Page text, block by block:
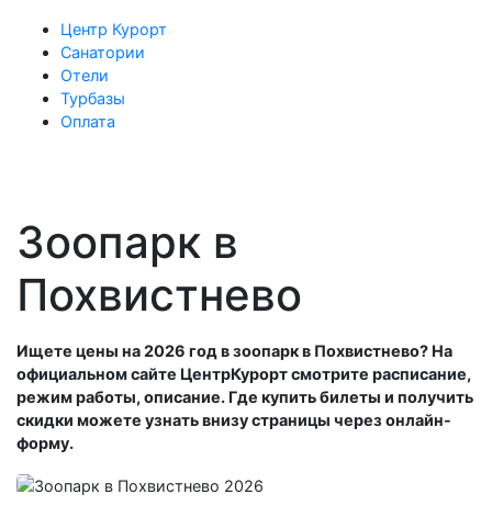
Центр Курорт
Санатории
Отели
Турбазы
Оплата
Зоопарк в
Похвистнево
Ищете цены на 2026 год в зоопарк в Похвистнево? На
официальном сайте ЦентрКурорт смотрите расписание,
режим работы, описание. Где купить билеты и получить
скидки можете узнать внизу страницы через онлайн-
форму.